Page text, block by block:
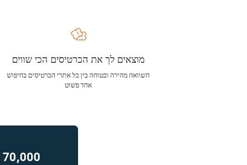
מוצאים לך את הכרטיסים הכי שווים
השוואה מהירה ובטוחה בין כל אתרי הכרטיסים בחיפוש
אחד פשוט
70,000